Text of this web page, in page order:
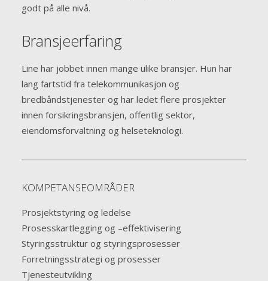
godt på alle nivå.
Bransjeerfaring
Line har jobbet innen mange ulike bransjer. Hun har
lang fartstid fra telekommunikasjon og
bredbåndstjenester og har ledet flere prosjekter
innen forsikringsbransjen, offentlig sektor,
eiendomsforvaltning og helseteknologi.
KOMPETANSEOMRÅDER
Prosjektstyring og ledelse
Prosesskartlegging og –effektivisering
Styringsstruktur og styringsprosesser
Forretningsstrategi og prosesser
Tjenesteutvikling